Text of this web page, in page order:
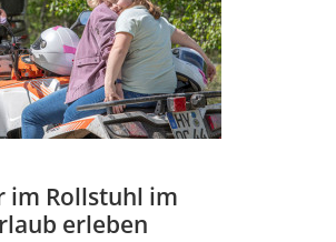
im Rollstuhl im
erleben